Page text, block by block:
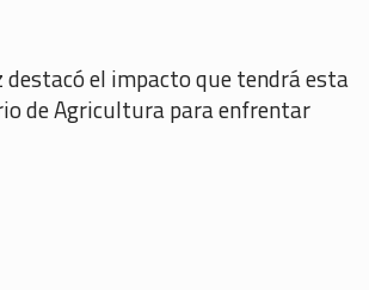
destacó el impacto que tendrá esta
de Agricultura para enfrentar